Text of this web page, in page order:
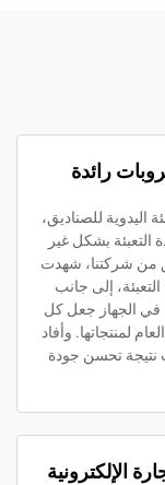
رائدة
للصناديق،
التعبئة بشكل غير
من شركتنا، شهدت
50٪ في سرعة التعبئة، إلى جانب
في الجهاز جعل كل
لمنتجاتها. وأفاد
نتيجة تحسن جودة
الإلكترونية